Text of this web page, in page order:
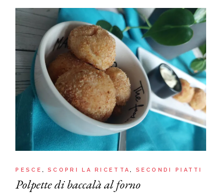
PESCE SCOPRI LA RICETTA SECONDI PIATTI
Polpette di baccalà al forno